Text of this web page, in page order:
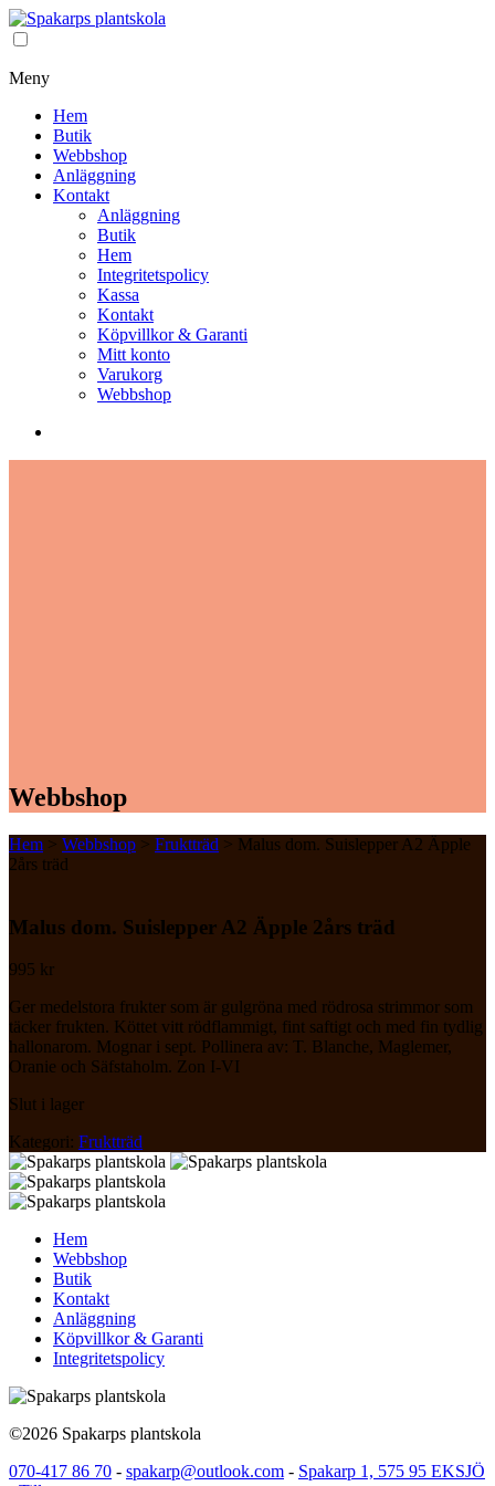
Meny
Hem
Butik
Webbshop
Anläggning
Kontakt
Anläggning
Butik
Hem
Integritetspolicy
Kassa
Kontakt
Köpvillkor & Garanti
Mitt konto
Varukorg
Webbshop
Webbshop
Hem > Webbshop > Fruktträd > Malus dom. Suislepper A2 Äpple
2års träd
Malus dom. Suislepper A2 Äpple 2års träd
995 kr
Ger medelstora frukter som är gulgröna med rödrosa strimmor som
täcker frukten. Köttet vitt rödflammigt, fint saftigt och med fin tydlig
hallonarom. Mognar i sept. Pollinera av: T. Blanche, Maglemer,
Oranie och Säfstaholm. Zon I-VI
Slut i lager
Kategori: Fruktträd
Hem
Webbshop
Butik
Kontakt
Anläggning
Köpvillkor & Garanti
Integritetspolicy
©2026 Spakarps plantskola
070-417 86 70 - spakarp@outlook.com - Spakarp 1, 575 95 EKSJÖ